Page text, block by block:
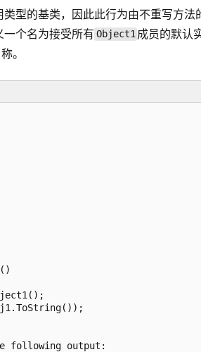
类型的基类，因此此行为由不重写方法
个名为接受所有 Object1 成员的默认
。
following output: